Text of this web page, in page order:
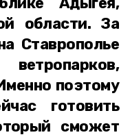
области. За
Ставрополье
поэтому
готовить
сможет